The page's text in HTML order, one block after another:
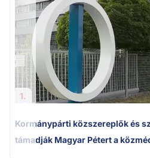
1.
Kormánypárti közszereplők és
támadják Magyar Pétert a